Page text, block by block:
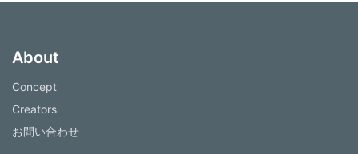
About
Concept
Creators
お問い合わせ